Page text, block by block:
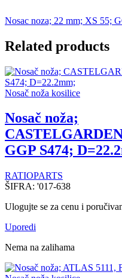
Nosac noza; 22 mm; XS 55;
Related products
Nosač noža kosilice
Nosač noža;
GGP S474;
RATIOPARTS
ŠIFRA: '017-638
Ulogujte se za cenu i
Uporedi
Nema na zalihama